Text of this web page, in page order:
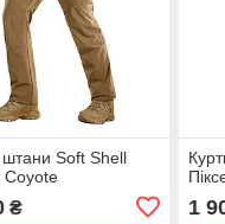
штани Soft Shell
Coyote
₴ 1